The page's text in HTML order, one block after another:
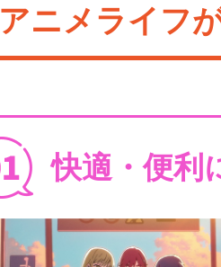
アニメライフ
快適・便利